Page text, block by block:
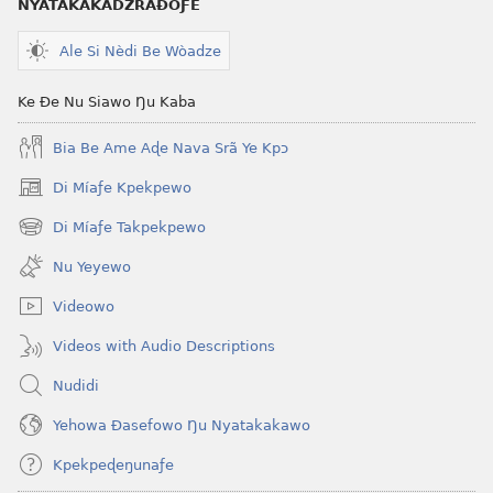
Me)
NYATAKAKADZRAƉOƑE
Ale Si Nèdi Be Wòadze
Ke Ðe Nu Siawo Ŋu Kaba
Bia Be Ame Aɖe Nava Srã Ye Kpɔ
Di Míaƒe Kpekpewo
(opens
new
window)
Di Míaƒe Takpekpewo
(opens
new
window)
Nu Yeyewo
Videowo
Videos with Audio Descriptions
Nudidi
Yehowa Ðasefowo Ŋu Nyatakakawo
Kpekpeɖeŋunaƒe